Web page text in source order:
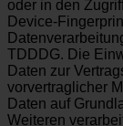
oder in den
Device-
TDDDG. Die
Daten zur
vorvertraglicher
Daten auf
Weiteren